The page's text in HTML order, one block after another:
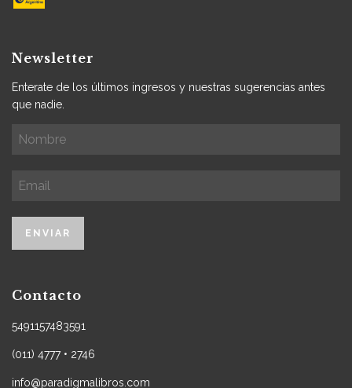
Newsletter
Enterate de los últimos ingresos y nuestras sugerencias antes
que nadie.
Contacto
5491157483591
(011) 4777 • 2746
info@paradigmalibros.com